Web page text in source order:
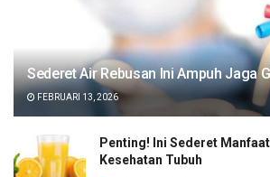
Sederet Air Rebusan Ini Ampuh Jaga
FEBRUARI 13, 2026
Penting! Ini Sederet
Kesehatan Tubuh